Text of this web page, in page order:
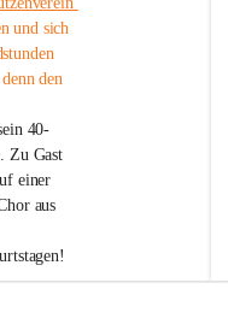
und sich
den
40-
Zu Gast
einer
aus